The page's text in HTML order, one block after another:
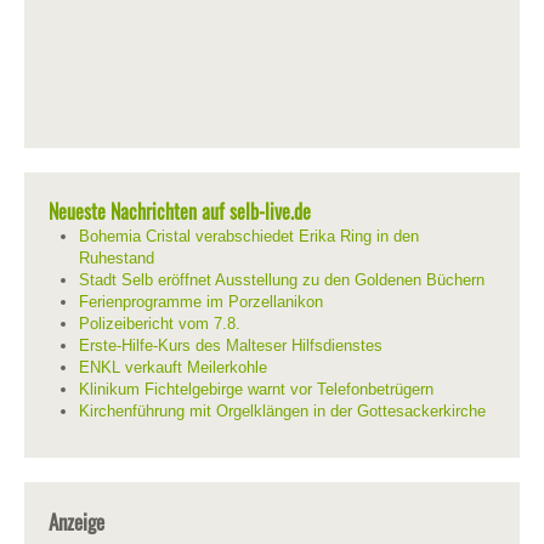
Neueste Nachrichten auf selb-live.de
Bohemia Cristal verabschiedet Erika Ring in den
Ruhestand
Stadt Selb eröffnet Ausstellung zu den Goldenen Büchern
Ferienprogramme im Porzellanikon
Polizeibericht vom 7.8.
Erste-Hilfe-Kurs des Malteser Hilfsdienstes
ENKL verkauft Meilerkohle
Klinikum Fichtelgebirge warnt vor Telefonbetrügern
Kirchenführung mit Orgelklängen in der Gottesackerkirche
Anzeige